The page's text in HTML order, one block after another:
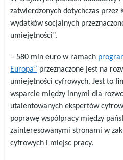
zatwierdzonych dotychczas przez
wydatków socjalnych
umiejętności”.
– 580 mln euro w ramach
Europa” przeznaczone jest na
umiejętności cyfrowych. Jest to
wsparcie między innymi dla
utalentowanych ekspertów
poprawę współpracy między
zainteresowanymi stronami w
cyfrowych i miejsc pracy.